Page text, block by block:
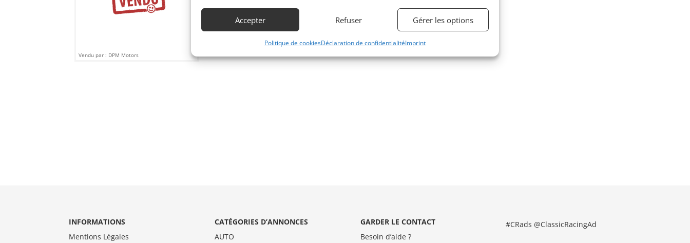
Accepter Refuser Gérer les options
Politique de cookiesDéclaration de confidentialitéImprint
Vendu par : DPM Motors
INFORMATIONS
Mentions Légales
CATÉGORIES D’ANNONCES
AUTO
GARDER LE CONTACT
Besoin d’aide ?
#CRads @ClassicRacingAd